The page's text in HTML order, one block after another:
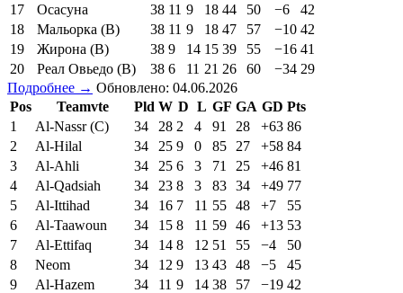
17
Осасуна 38 11 9 18 44 50 −6
42
18
Мальорка (В) 38 11 9 18 47 57 −10 42
19
Жирона (В) 38 9 14 15 39 55 −16 41
20
Реал Овьедо (В) 38 6 11 21 26 60 −34 29
Подробнее → Обновлено: 04.06.2026
Pos
Teamvte Pld W D L GF GA GD Pts
1
Al-Nassr (C) 34 28 2 4 91 28 +63 86
2
Al-Hilal 34 25 9 0 85 27 +58 84
3
Al-Ahli 34 25 6 3 71 25 +46 81
4
Al-Qadsiah 34 23 8 3 83 34 +49 77
5
Al-Ittihad 34 16 7 11 55 48 +7
55
6
Al-Taawoun 34 15 8 11 59 46 +13 53
7
Al-Ettifaq 34 14 8 12 51 55 −4
50
8
Neom 34 12 9 13 43 48 −5
45
9
Al-Hazem 34 11 9 14 38 57 −19 42